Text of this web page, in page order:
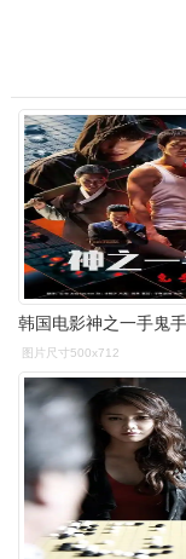
图片尺寸500x712